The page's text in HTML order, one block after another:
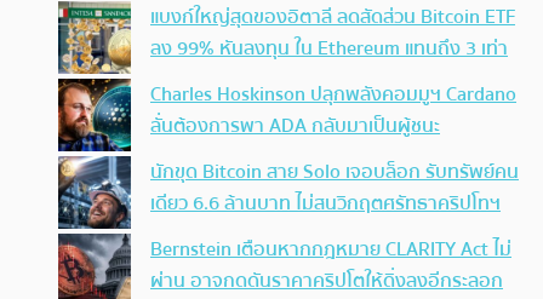
แบงก์ใหญ่สุดของอิตาลี ลดสัดส่วน Bitcoin ETF
ลง 99% หันลงทุน ใน Ethereum แทนถึง 3 เท่า
Charles Hoskinson ปลุกพลังคอมมูฯ Cardano
ลั่นต้องการพา ADA กลับมาเป็นผู้ชนะ
นักขุด Bitcoin สาย Solo เจอบล็อก รับทรัพย์คน
เดียว 6.6 ล้านบาท ไม่สนวิกฤตศรัทธาคริปโทฯ
Bernstein เตือนหากกฎหมาย CLARITY Act ไม่
ผ่าน อาจกดดันราคาคริปโตให้ดิ่งลงอีกระลอก